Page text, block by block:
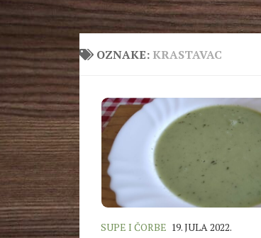
OZNAKE: KRASTAVAC
SUPE I ČORBE 19. JULA 2022.